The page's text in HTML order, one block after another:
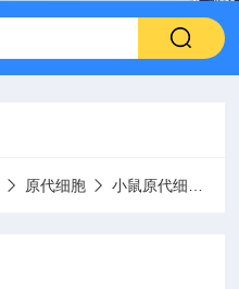
原代细胞 小鼠原代细胞